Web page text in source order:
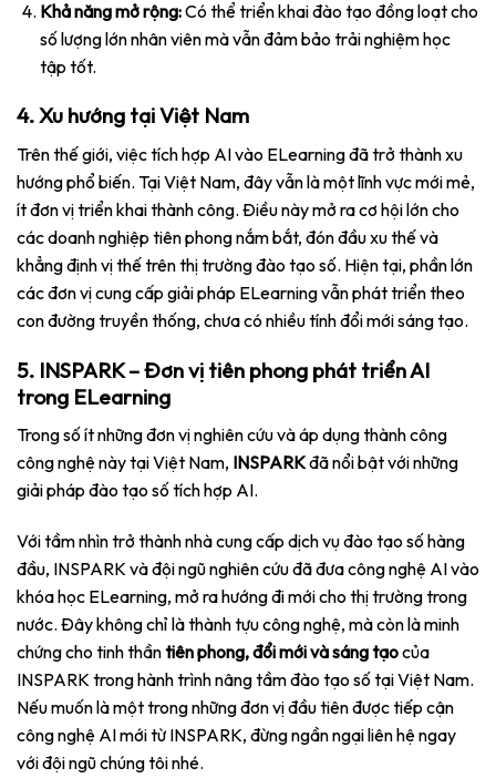
Khả năng mở rộng:Có thể triển khai đào tạo đồng loạt cho
số lượng lớn nhân viên mà vẫn đảm bảo trải nghiệm học
tập tốt.
4. Xu hướng tại Việt Nam
Trên thế giới, việc tích hợp AI vào ELearning đã trở thành xu
hướng phổ biến. Tại Việt Nam, đây vẫn là một lĩnh vực mới mẻ,
ít đơn vị triển khai thành công. Điều này mở ra cơ hội lớn cho
các doanh nghiệp tiên phong nắm bắt, đón đầu xu thế và
khẳng định vị thế trên thị trường đào tạo số. Hiện tại, phần lớn
các đơn vị cung cấp giải pháp ELearning vẫn phát triển theo
con đường truyền thống, chưa có nhiều tính đổi mới sáng tạo.
5. INSPARK – Đơn vị tiên phong phát triển AI
trong ELearning
Trong số ít những đơn vị nghiên cứu và áp dụng thành công
công nghệ này tại Việt Nam, INSPARKđã nổi bật với những
giải pháp đào tạo số tích hợp AI.
Với tầm nhìn trở thành nhà cung cấp dịch vụ đào tạo số hàng
đầu, INSPARK và đội ngũ nghiên cứu đã đưa công nghệ AI vào
khóa học ELearning, mở ra hướng đi mới cho thị trường trong
nước. Đây không chỉ là thành tựu công nghệ, mà còn là minh
chứng cho tinh thầntiên phong, đổi mới và sáng tạocủa
INSPARK trong hành trình nâng tầm đào tạo số tại Việt Nam.
Nếu muốn là một trong những đơn vị đầu tiên được tiếp cận
công nghệ AI mới từ INSPARK, đừng ngần ngại liên hệ ngay
với đội ngũ chúng tôi nhé.